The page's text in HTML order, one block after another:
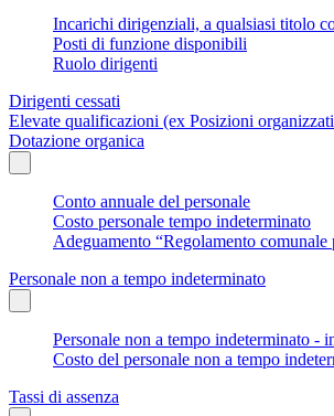
Incarichi dirigenziali, a qualsiasi titolo
Posti di funzione disponibili
Ruolo dirigenti
Dirigenti cessati
Elevate qualificazioni (ex Posizioni
Dotazione organica
Conto annuale del personale
Costo personale tempo indeterminato
Adeguamento “Regolamento
Personale non a tempo indeterminato
Personale non a tempo indeterminato -
Costo del personale non a tempo
Tassi di assenza